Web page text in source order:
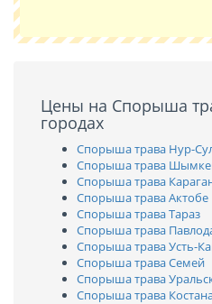
Цены на Спорыша
городах
Спорыша трава Нур-
Спорыша трава
Спорыша трава
Спорыша трава Актобе
Спорыша трава Тараз
Спорыша трава
Спорыша трава Усть-
Спорыша трава Семей
Спорыша трава
Спорыша трава